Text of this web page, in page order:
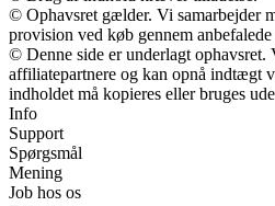
© Ophavsret gælder. Vi samarbejder
provision ved køb gennem
© Denne side er underlagt ophavsret.
affiliatepartnere og kan opnå indtægt
indholdet må kopieres eller bruges
Info
Support
Spørgsmål
Mening
Job hos os